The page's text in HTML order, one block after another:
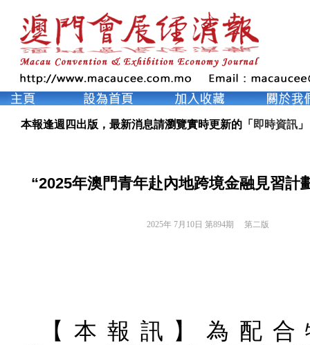
本報逢週四出版，最新消息請瀏覽實時更新的「 即時資訊 」
“2025年澳門青年赴內地跨境金融見習計
2025年 7月10日 第894期 第二版
【本報訊】為配合